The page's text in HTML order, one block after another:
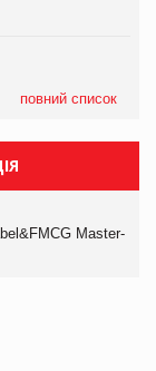
повний список
Master-